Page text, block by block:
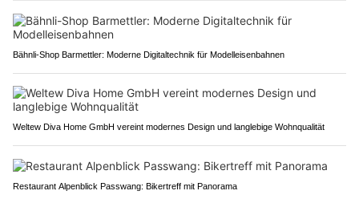
Bähnli-Shop Barmettler: Moderne Digitaltechnik für Modelleisenbahnen
Weltew Diva Home GmbH vereint modernes Design und langlebige Wohnqualität
Restaurant Alpenblick Passwang: Bikertreff mit Panorama